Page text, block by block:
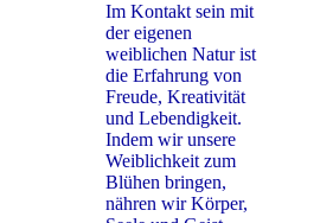
Im Kontakt sein mit
der eigenen
weiblichen Natur ist
die Erfahrung von
Freude, Kreativität
und Lebendigkeit.
Indem wir unsere
Weiblichkeit zum
Blühen bringen,
nähren wir Körper,